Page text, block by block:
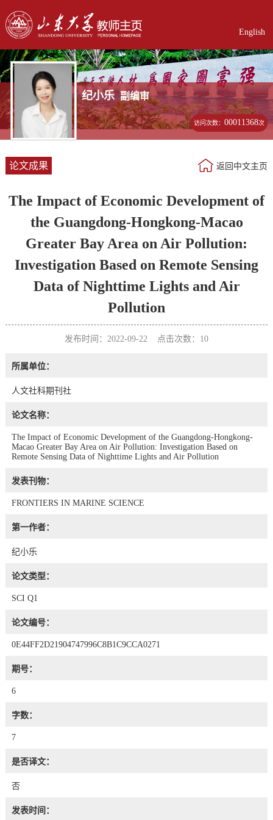
English
纪小乐 副编审
访问次数：00011368次
论文成果 返回中文主页
The Impact of Economic Development of
the Guangdong-Hongkong-Macao
Greater Bay Area on Air Pollution:
Investigation Based on Remote Sensing
Data of Nighttime Lights and Air
Pollution
发布时间：2022-09-22 点击次数： 10
所属单位：
人文社科期刊社
论文名称：
The Impact of Economic Development of the Guangdong-Hongkong-
Macao Greater Bay Area on Air Pollution: Investigation Based on
Remote Sensing Data of Nighttime Lights and Air Pollution
发表刊物：
FRONTIERS IN MARINE SCIENCE
第一作者：
纪小乐
论文类型：
SCI Q1
论文编号：
0E44FF2D21904747996C8B1C9CCA0271
期号：
6
字数：
7
是否译文：
否
发表时间：